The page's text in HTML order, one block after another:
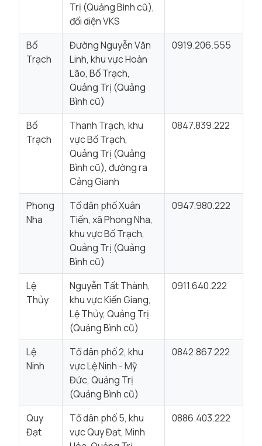
Trị (Quảng Bình cũ),
đối diện VKS
Bố
Trạch
Đường Nguyễn Văn
Linh, khu vực Hoàn
Lão, Bố Trạch,
Quảng Trị (Quảng
Bình cũ)
0919.206.555
Bố
Trạch
Thanh Trạch, khu
vực Bố Trạch,
Quảng Trị (Quảng
Bình cũ), đường ra
Cảng Gianh
0847.839.222
Phong
Nha
Tổ dân phố Xuân
Tiến, xã Phong Nha,
khu vực Bố Trạch,
Quảng Trị (Quảng
Bình cũ)
0947.980.222
Lệ
Thủy
Nguyễn Tất Thành,
khu vực Kiến Giang,
Lệ Thủy, Quảng Trị
(Quảng Bình cũ)
0911.640.222
Lệ
Ninh
Tổ dân phố 2, khu
vực Lệ Ninh - Mỹ
Đức, Quảng Trị
(Quảng Bình cũ)
0842.867.222
Quy
Đạt
Tổ dân phố 5, khu
vực Quy Đạt, Minh
0886.403.222